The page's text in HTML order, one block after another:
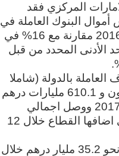
المركزي فقد
البنوك العاملة في
الدولة إلى 19% خلال عام 2016 مقارنة مع 16% في
الأدنى المحدد من قبل
بالدولة (شاملا
القبولات المصرفية) 2 تريليون و 610.1 مليارات درهم
بنهاية الشهر الأول من عام 2017 ووصل اجمالي
الاصول المالية الجديدة التي اضافها القطاع خلال 12
ووصل صافي أرباح 21 بنكا نحو 35.2 مليار درهم خلال